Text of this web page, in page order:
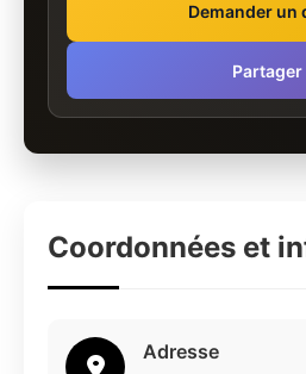
Demander un
Partager
Coordonnées et
Adresse